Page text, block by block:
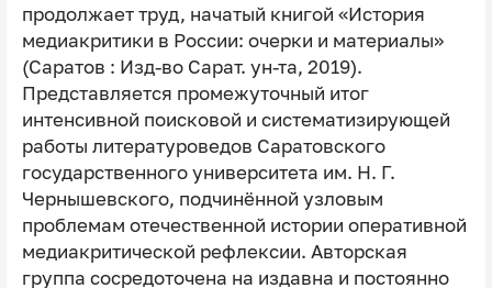
продолжает труд, начатый книгой «История
медиакритики в России: очерки и материалы»
(Саратов : Изд-во Сарат. ун-та, 2019).
Представляется промежуточный итог
интенсивной поисковой и систематизирующей
работы литературоведов Саратовского
государственного университета им. Н. Г.
Чернышевского, подчинённой узловым
проблемам отечественной истории оперативной
медиакритической рефлексии. Авторская
группа сосредоточена на издавна и постоянно